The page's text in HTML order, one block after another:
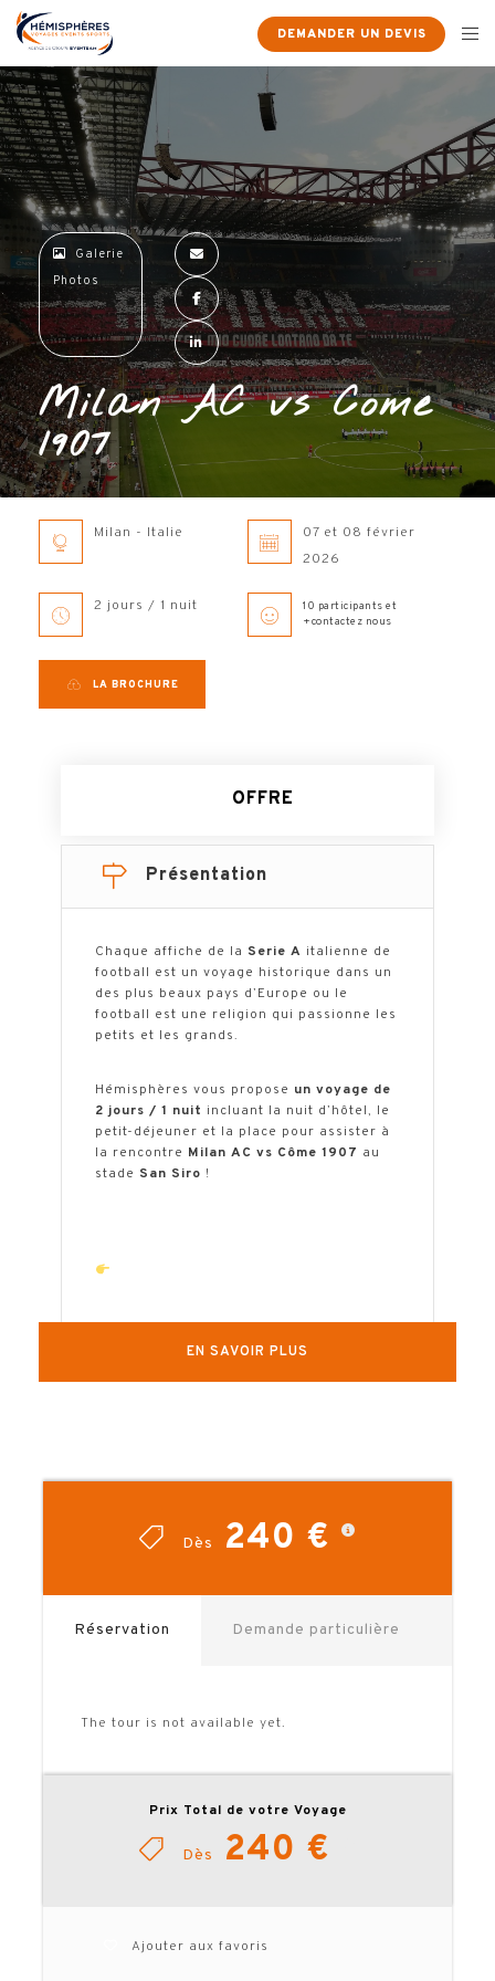
DEMANDER UN DEVIS
Galerie
Photos
Milan AC vs Come
1907
Dès 240 €
Réservation Demande particulière
The tour is not available yet.
Prix Total de votre Voyage
Dès 240 €
Ajouter aux favoris
Milan - Italie
07 et 08 février
2026
2 jours / 1 nuit
10 participants et
+contactez nous
LA BROCHURE
OFFRE
Présentation
Chaque affiche de la Serie A italienne de
football est un voyage historique dans un
des plus beaux pays d’Europe ou le
football est une religion qui passionne les
petits et les grands.
Hémisphères vous propose un voyage de
2 jours / 1 nuit incluant la nuit d’hôtel, le
petit-déjeuner et la place pour assister à
la rencontre Milan AC vs Côme 1907 au
stade San Siro !
personne, le supplément chambre
individuelle sera automatiquement inclus.
participants et le type de chambre
souhaité).
Besoin d’un devis personnalisé : nuits
EN SAVOIR PLUS
×